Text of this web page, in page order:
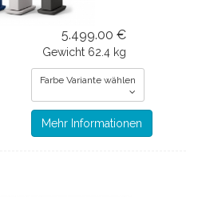
5.499.00 €
Gewicht 62.4 kg
Farbe Variante wählen
Mehr Informationen